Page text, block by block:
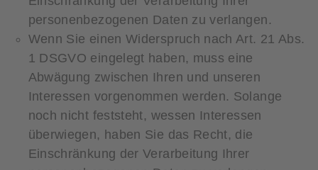
personenbezogenen Daten zu verlangen.
Wenn Sie einen Widerspruch nach Art. 21 Abs.
1 DSGVO eingelegt haben, muss eine
Abwägung zwischen Ihren und unseren
Interessen vorgenommen werden. Solange
noch nicht feststeht, wessen Interessen
überwiegen, haben Sie das Recht, die
Einschränkung der Verarbeitung Ihrer